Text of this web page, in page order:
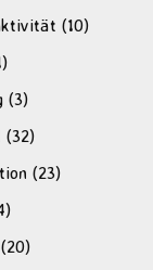
(10)
(3)
(32)
(23)
(20)